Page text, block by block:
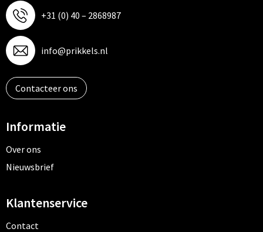
+31 (0) 40 – 2868987
info@prikkels.nl
Contacteer ons
Informatie
Over ons
Nieuwsbrief
Klantenservice
Contact